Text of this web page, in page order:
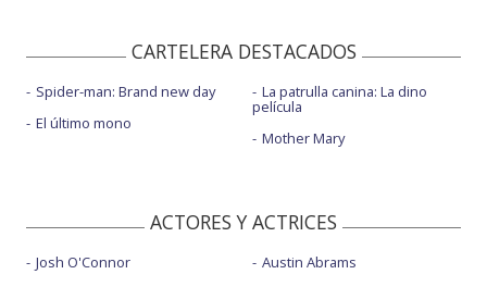
CARTELERA DESTACADOS
Spider-man: Brand new day
El último mono
La patrulla canina: La dino
película
Mother Mary
ACTORES Y ACTRICES
Josh O'Connor
Austin Abrams